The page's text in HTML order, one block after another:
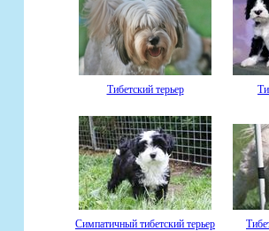
Тибетский терьер
Симпатичный тибетский терьер